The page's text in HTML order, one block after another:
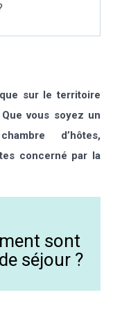
sur le territoire
vous soyez un
d’hôtes,
concerné par la
sont
séjour ?